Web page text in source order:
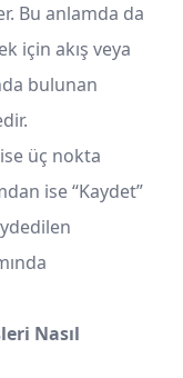
Bu anlamda da
için akış veya
bulunan
üç nokta
ise “Kaydet”
Nasıl